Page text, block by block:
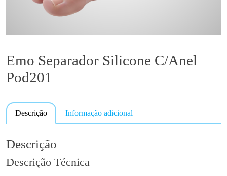
Emo Separador Silicone C/Anel
Pod201
Descrição Informação adicional
Descrição
Descrição Técnica